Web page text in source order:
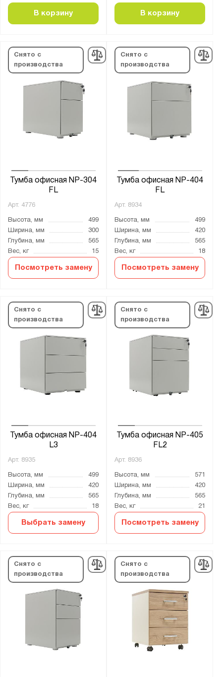
В корзину В корзину
Снято с
производства
Тумба офисная NP-304
FL
Арт. 4776
Высота, мм
499
Ширина, мм
300
Глубина, мм
565
Вес, кг
15
Посмотреть замену
Снято с
производства
Тумба офисная NP-404
FL
Арт. 8934
Высота, мм
499
Ширина, мм
420
Глубина, мм
565
Вес, кг
18
Посмотреть замену
Снято с
производства
Тумба офисная NP-404
L3
Арт. 8935
Высота, мм
499
Ширина, мм
420
Глубина, мм
565
Вес, кг
18
Выбрать замену
Снято с
производства
Тумба офисная NP-405
FL2
Арт. 8936
Высота, мм
571
Ширина, мм
420
Глубина, мм
565
Вес, кг
21
Посмотреть замену
Снято с
производства
Снято с
производства